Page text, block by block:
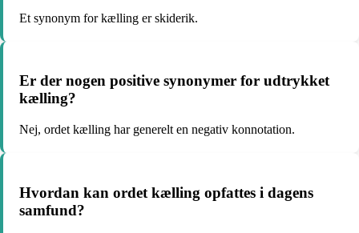
Et synonym for kælling er skiderik.
Er der nogen positive synonymer for udtrykket
kælling?
Nej, ordet kælling har generelt en negativ konnotation.
Hvordan kan ordet kælling opfattes i dagens
samfund?